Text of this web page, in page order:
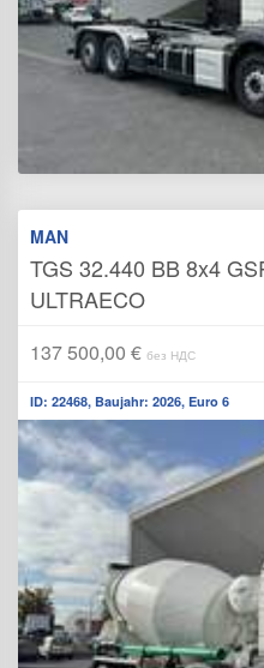
MAN
TGS 32.440 BB 8x4
ULTRAECO
137 500,00 € без НДС
ID: 22468, Baujahr: 2026, Euro 6